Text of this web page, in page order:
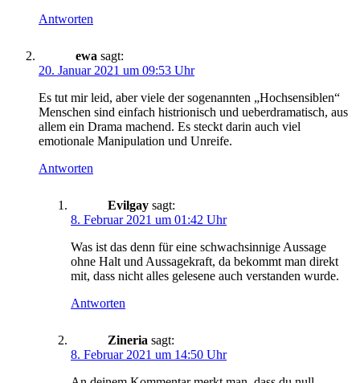
Antworten
ewa sagt:
20. Januar 2021 um 09:53 Uhr
Es tut mir leid, aber viele der sogenannten „Hochsensiblen“
Menschen sind einfach histrionisch und ueberdramatisch, aus
allem ein Drama machend. Es steckt darin auch viel
emotionale Manipulation und Unreife.
Antworten
Evilgay sagt:
8. Februar 2021 um 01:42 Uhr
Was ist das denn für eine schwachsinnige Aussage
ohne Halt und Aussagekraft, da bekommt man direkt
mit, dass nicht alles gelesene auch verstanden wurde.
Antworten
Zineria sagt:
8. Februar 2021 um 14:50 Uhr